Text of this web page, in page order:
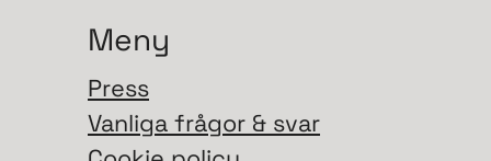
Meny
Press
Vanliga frågor & svar